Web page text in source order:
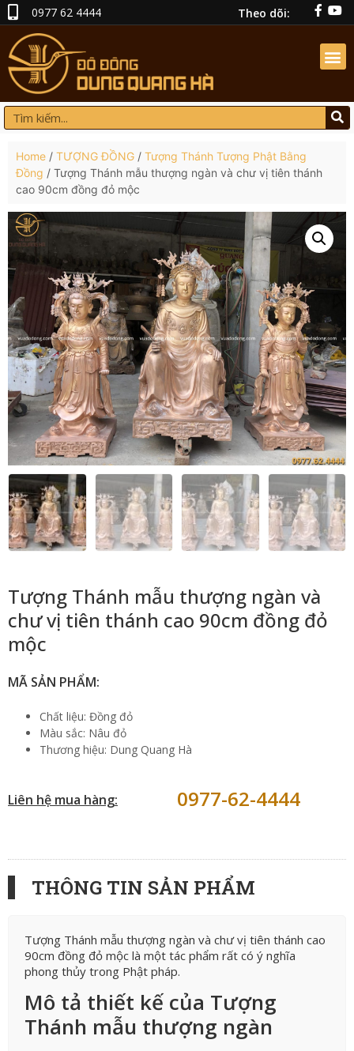
0977 62 4444 Theo dõi:
Home / TƯỢNG ĐỒNG / Tượng Thánh Tượng Phật Bằng
Đồng / Tượng Thánh mẫu thượng ngàn và chư vị tiên thánh
cao 90cm đồng đỏ mộc
Tượng Thánh mẫu thượng ngàn và
chư vị tiên thánh cao 90cm đồng đỏ
mộc
MÃ SẢN PHẨM:
Chất liệu: Đồng đỏ
Màu sắc: Nâu đỏ
Thương hiệu: Dung Quang Hà
Liên hệ mua hàng: 0977-62-4444
THÔNG TIN SẢN PHẨM
Tượng Thánh mẫu thượng ngàn và chư vị tiên thánh cao
90cm đồng đỏ mộc là một tác phẩm rất có ý nghĩa
phong thủy trong Phật pháp.
Mô tả thiết kế của Tượng
Thánh mẫu thượng ngàn